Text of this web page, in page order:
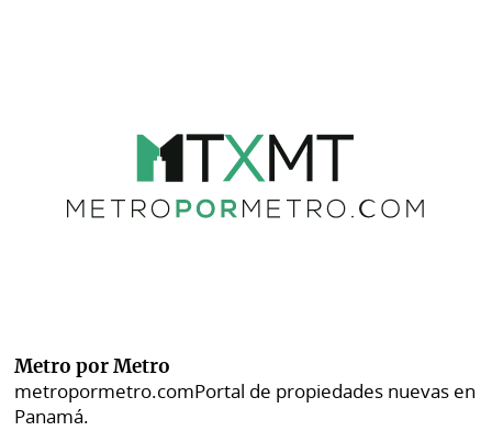
Metro por Metro
metropormetro.comPortal de propiedades nuevas en
Panamá.